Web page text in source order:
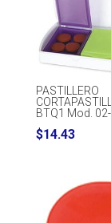
PASTILLERO
BTQ1 Mod.
$14.43